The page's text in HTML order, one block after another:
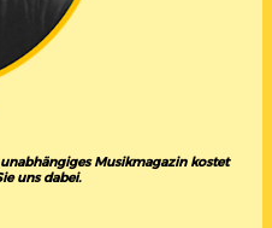
Musikmagazin kostet
uns dabei.